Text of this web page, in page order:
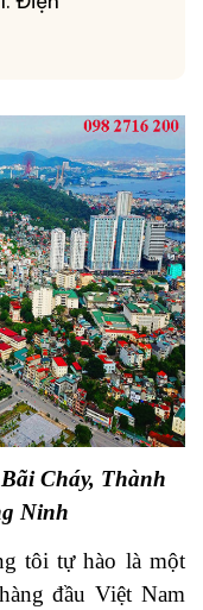
Cháy, Thành
Ninh
tôi tự hào là một
đầu Việt Nam